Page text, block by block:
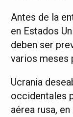
Antes de la
en Estados
deben ser
varios meses
Ucrania
occidentales
aérea rusa,